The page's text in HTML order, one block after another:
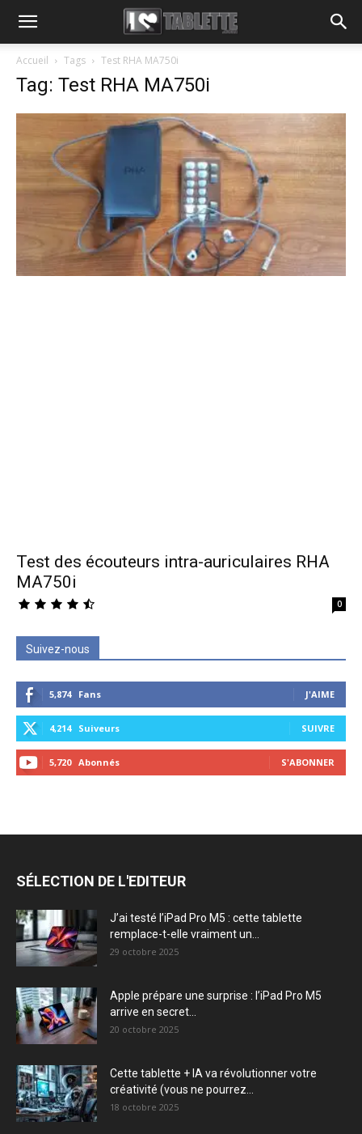
Accueil Tags Test RHA MA750i
Tag: Test RHA MA750i
Test des écouteurs intra-auriculaires RHA
MA750i
0
Suivez-nous
5,874 Fans J'AIME
4,214 Suiveurs SUIVRE
5,720 Abonnés S'ABONNER
SÉLECTION DE L'EDITEUR
J’ai testé l’iPad Pro M5 : cette tablette
remplace-t-elle vraiment un...
29 octobre 2025
Apple prépare une surprise : l’iPad Pro M5
arrive en secret...
20 octobre 2025
Cette tablette + IA va révolutionner votre
créativité (vous ne pourrez...
18 octobre 2025